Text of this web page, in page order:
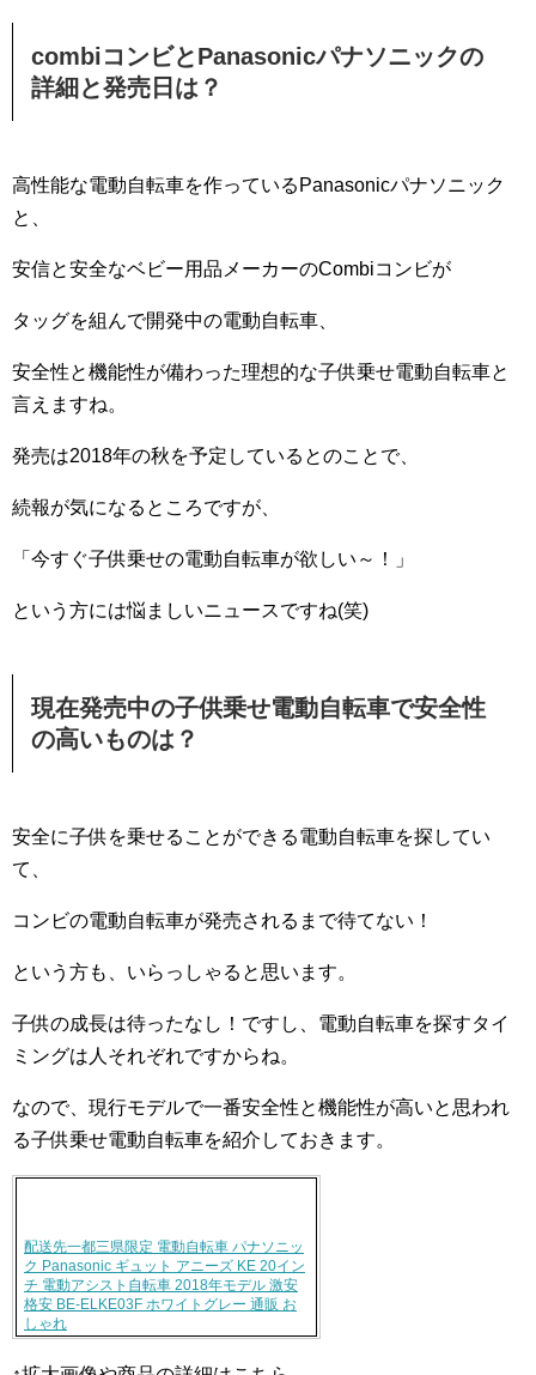
combiコンビとPanasonicパナソニックの
詳細と発売日は？
高性能な電動自転車を作っているPanasonicパナソニック
と、
安信と安全なベビー用品メーカーのCombiコンビが
タッグを組んで開発中の電動自転車、
安全性と機能性が備わった理想的な子供乗せ電動自転車と
言えますね。
発売は2018年の秋を予定しているとのことで、
続報が気になるところですが、
「今すぐ子供乗せの電動自転車が欲しい～！」
という方には悩ましいニュースですね(笑)
現在発売中の子供乗せ電動自転車で安全性
の高いものは？
安全に子供を乗せることができる電動自転車を探してい
て、
コンビの電動自転車が発売されるまで待てない！
という方も、いらっしゃると思います。
子供の成長は待ったなし！ですし、電動自転車を探すタイ
ミングは人それぞれですからね。
なので、現行モデルで一番安全性と機能性が高いと思われ
る子供乗せ電動自転車を紹介しておきます。
配送先一都三県限定 電動自転車 パナソニッ
ク Panasonic ギュット アニーズ KE 20イン
チ 電動アシスト自転車 2018年モデル 激安
格安 BE-ELKE03F ホワイトグレー 通販 お
しゃれ